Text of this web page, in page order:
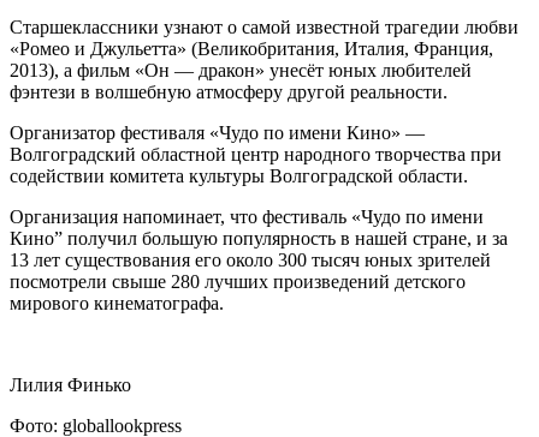
Старшеклассники узнают о самой известной трагедии любви
«Ромео и Джульетта» (Великобритания, Италия, Франция,
2013), а фильм «Он — дракон» унесёт юных любителей
фэнтези в волшебную атмосферу другой реальности.
Организатор фестиваля «Чудо по имени Кино» —
Волгоградский областной центр народного творчества при
содействии комитета культуры Волгоградской области.
Организация напоминает, что фестиваль «Чудо по имени
Кино” получил большую популярность в нашей стране, и за
13 лет существования его около 300 тысяч юных зрителей
посмотрели свыше 280 лучших произведений детского
мирового кинематографа.
Лилия Финько
Фото: globallookpress